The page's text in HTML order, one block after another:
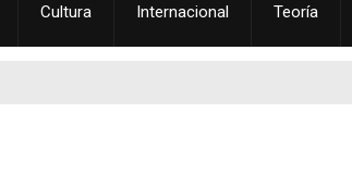
Cultura Internacional Teoría